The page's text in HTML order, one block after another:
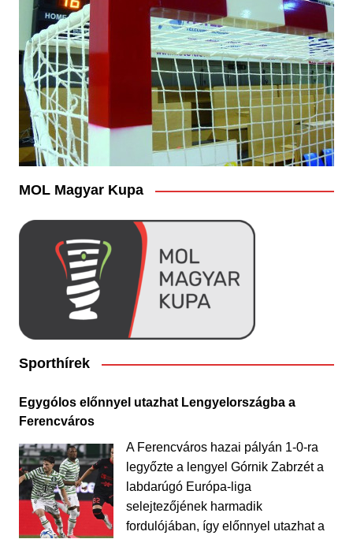
MOL Magyar Kupa
Sporthírek
Egygólos előnnyel utazhat Lengyelországba a
Ferencváros
A Ferencváros hazai pályán 1-0-ra
legyőzte a lengyel Górnik Zabrzét a
labdarúgó Európa-liga
selejtezőjének harmadik
fordulójában, így előnnyel utazhat a